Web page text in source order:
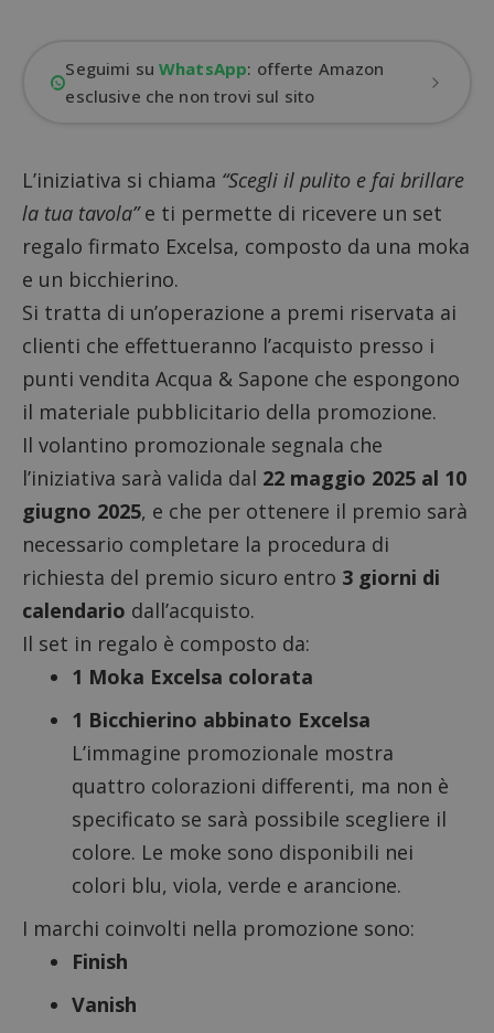
Seguimi suWhatsApp: offerte Amazon
esclusive che non trovi sul sito
L’iniziativa si chiama “Scegli il pulito e fai brillare
la tua tavola”e ti permette di ricevere un set
regalo firmato Excelsa, composto da una moka
e un bicchierino.
Si tratta di un’operazione a premi riservata ai
clienti che effettueranno l’acquisto presso i
punti vendita Acqua & Sapone che espongono
il materiale pubblicitario della promozione.
Il volantino promozionale segnala che
l’iniziativa sarà valida dal 22 maggio 2025 al 10
giugno 2025, e che per ottenere il premio sarà
necessario completare la procedura di
richiesta del premio sicuro entro 3 giorni di
calendario dall’acquisto.
Il set in regalo è composto da:
1 Moka Excelsa colorata
1 Bicchierino abbinato Excelsa
L’immagine promozionale mostra
quattro colorazioni differenti, ma non è
specificato se sarà possibile scegliere il
colore. Le moke sono disponibili nei
colori blu, viola, verde e arancione.
I marchi coinvolti nella promozione sono:
Finish
Vanish